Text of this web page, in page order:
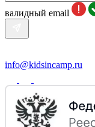
валидный email
info@kidsincamp.ru